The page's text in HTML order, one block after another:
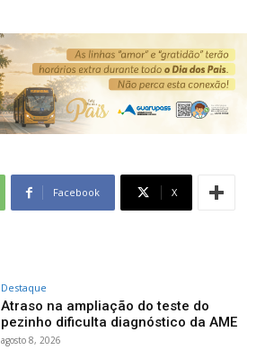
Facebook X
Destaque
Atraso na ampliação do teste do
pezinho dificulta diagnóstico da AME
agosto 8, 2026